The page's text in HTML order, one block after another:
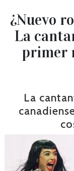
¿Nuevo
La
primer
La